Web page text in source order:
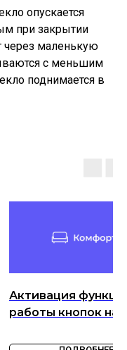
опускается
при закрытии
через маленькую
с меньшим
поднимается в
Активация
работы кнопок на
двигателе.